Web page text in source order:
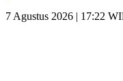
7 Agustus 2026 | 17:22